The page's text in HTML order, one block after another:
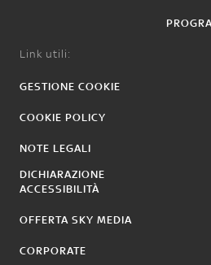
Link utili:
GESTIONE COOKIE
COOKIE POLICY
NOTE LEGALI
DICHIARAZIONE
ACCESSIBILITÀ
OFFERTA SKY MEDIA
CORPORATE